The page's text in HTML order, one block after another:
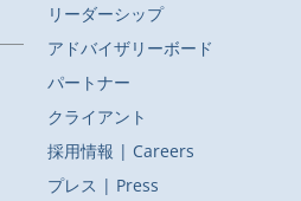
リーダーシップ
アドバイザリーボード
パートナー
クライアント
採用情報 | Careers
プレス | Press